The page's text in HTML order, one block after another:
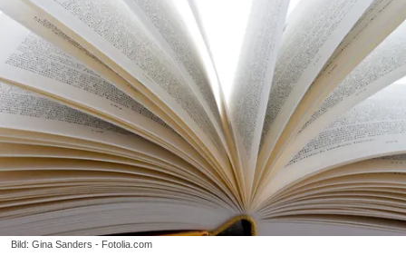
Bild: Gina Sanders - Fotolia.com